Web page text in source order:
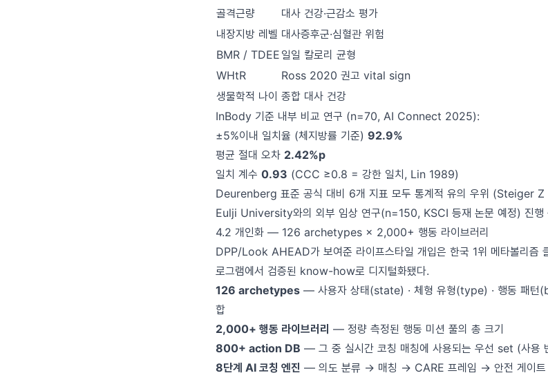
골격근량
대사 건강·근감소 평가
내장지방 레벨 대사증후군·심혈관 위험
BMR / TDEE 일일 칼로리 균형
WHtR
Ross 2020 권고 vital sign
생물학적 나이 종합 대사 건강
InBody 기준 내부 비교 연구 (n=70, AI Connect 2025):
±5%이내 일치율 (체지방률 기준) 92.9%
평균 절대 오차 2.42%p
일치 계수 0.93 (CCC ≥0.8 = 강한 일치, Lin 1989)
Deurenberg 표준 공식 대비 6개 지표 모두 통계적 유의 우위 (Steiger
Eulji University와의 외부 임상 연구(n=150, KSCI 등재 논문 예정) 진행
4.2 개인화 — 126 archetypes × 2,000+ 행동 라이브러리
DPP/Look AHEAD가 보여준 라이프스타일 개입은 한국 1위 메타볼리즘
로그램에서 검증된 know-how로 디지털화됐다.
126 archetypes — 사용자 상태(state) · 체형 유형(type) · 행동 패
합
2,000+ 행동 라이브러리 — 정량 측정된 행동 미션 풀의 총 크기
800+ action DB — 그 중 실시간 코칭 매칭에 사용되는 우선 set (사용
8단계 AI 코칭 엔진 — 의도 분류 → 매칭 → CARE 프레임 → 안전 게이